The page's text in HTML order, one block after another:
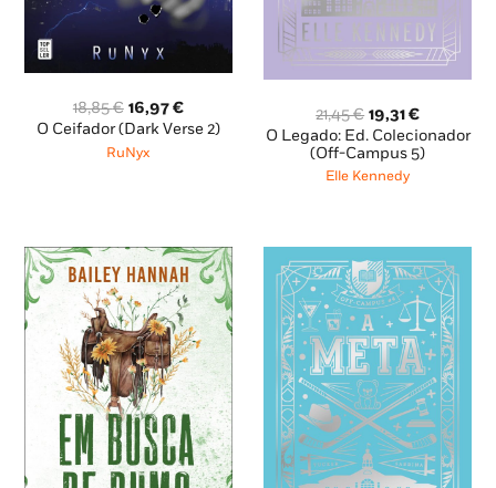
18,85€ O
preço
original
era:
16,97€O
preço
O Ceifador (Dark Verse 2)
RuNyx
21,45€ O
preço
original
era:
19,31€O
preço
atual
O Legado: Ed. Colecionador
(Off-Campus 5)
Elle Kennedy